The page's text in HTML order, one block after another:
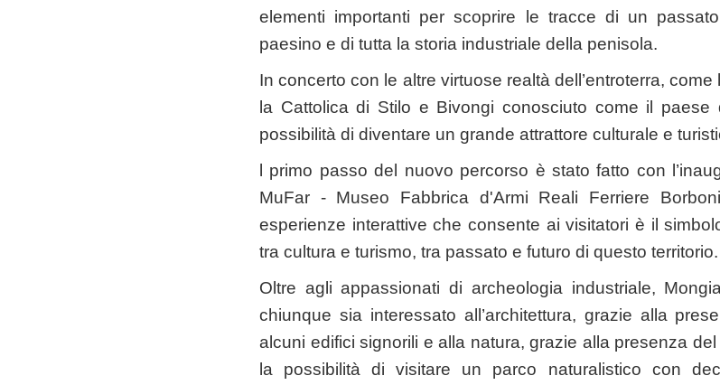
elementi importanti per scoprire le tracce di un
paesino e di tutta la storia industriale della penisola.
In concerto con le altre virtuose realtà dell’entroterra,
la Cattolica di Stilo e Bivongi conosciuto come il
possibilità di diventare un grande attrattore culturale e
l primo passo del nuovo percorso è stato fatto con
MuFar - Museo Fabbrica d'Armi Reali Ferriere
esperienze interattive che consente ai visitatori è il
tra cultura e turismo, tra passato e futuro di questo territorio.
Oltre agli appassionati di archeologia industriale,
chiunque sia interessato all’architettura, grazie alla
alcuni edifici signorili e alla natura, grazie alla presenza
la possibilità di visitare un parco naturalistico con